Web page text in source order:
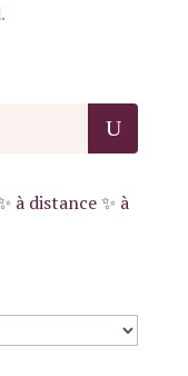
à distance ✨ à